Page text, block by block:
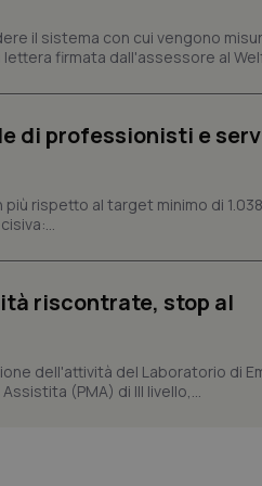
il sistema con cui vengono
firmata dall'assessore al
di professionisti e
più rispetto al target minimo di
riscontrate, stop al
dell'attività del Laboratorio di
(PMA) di III livello,...
4
settimane
Questo cookie è impostato
assegnare un identificatore
significativo del servizio di
cliente. È incluso in ogni
sito e utilizzato per calcolare i
Sessione
Cookie generato da applicazioni
sessione utente. Normalmente è
generato in modo casuale, il
un utente tra le pagine.
1 anno 1
Questo cookie viene utilizzato da